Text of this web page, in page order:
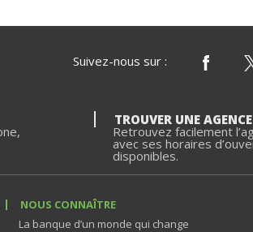
Suivez-nous sur :
TROUVER UNE AGENCE
Retrouvez facilement
avec ses horaires
disponibles.
NOUS CONNAÎTRE
La banque d’un monde qui change